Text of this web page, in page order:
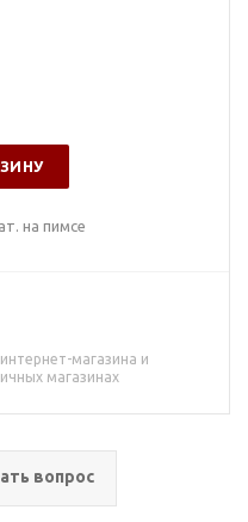
на пимсе
магазина и
магазинах
вопрос